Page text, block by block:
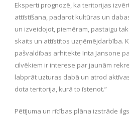
Eksperti prognozē, ka teritorijas
attīstīšana, padarot kultūras un
un izveidojot, piemēram, pastaigu
skaits un attīstītos uzņēmējdarbība.
pašvaldības arhitekte Inta Jansone
cilvēkiem ir interese par jaunām
labprāt uzturas dabā un atrod
dota teritorija, kurā to īstenot.”
Pētījuma un rīcības plāna izstrāde